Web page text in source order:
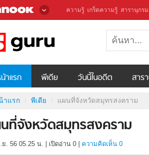
ความรู้ เกร็ดความรู้ สารานุกรม
าแรก พีเดีย วันนี้ในอดีต สาร
าแรก พีเดีย แผนที่จังหวัดสมุทรสงคราม
ที่จังหวัดสมุทรสงคราม
ย. 56 05.25 น. เปิดอ่าน 0 ความคิดเห็น 0